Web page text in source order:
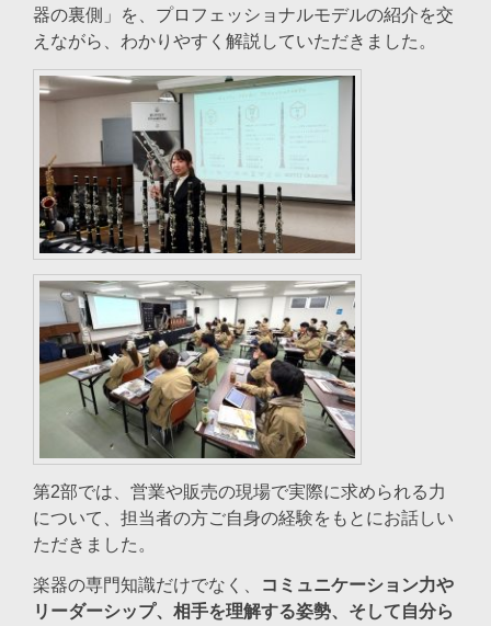
器の裏側」を、プロフェッショナルモデルの紹介を交
えながら、わかりやすく解説していただきました。
第2部では、営業や販売の現場で実際に求められる力
について、担当者の方ご自身の経験をもとにお話しい
ただきました。
楽器の専門知識だけでなく、
コミュニケーション力や
リーダーシップ、相手を理解する姿勢、そして自分ら